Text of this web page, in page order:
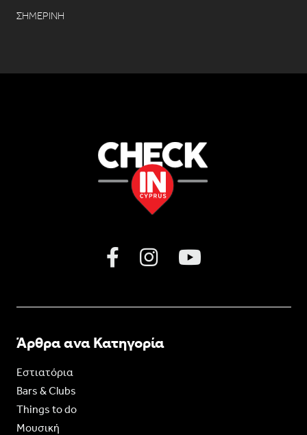
ΣΗΜΕΡΙΝΗ
Άρθρα ανα Κατηγορία
Εστιατόρια
Bars & Clubs
Things to do
Moυσική